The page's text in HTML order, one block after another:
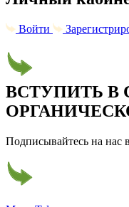
Войти
ВСТУПИТЬ В
Подписывайтесь на нас